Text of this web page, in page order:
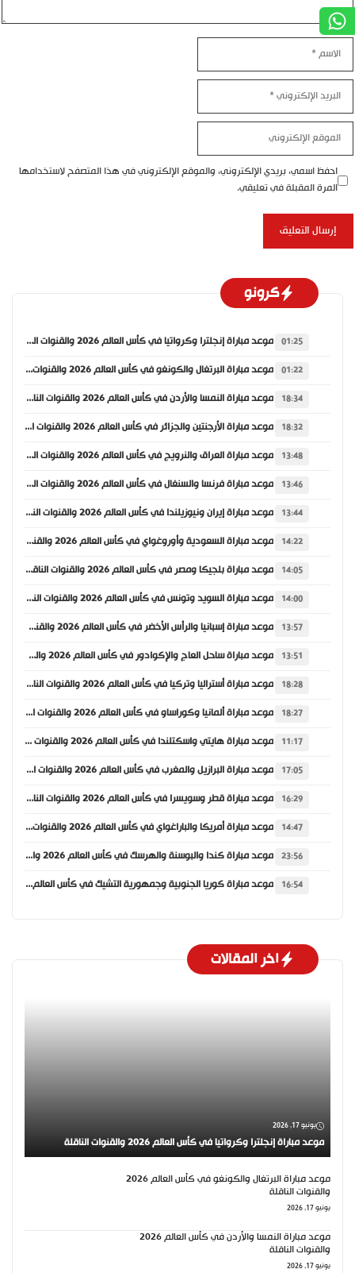
الإلكتروني
الإلكتروني
احفظ اسمي، بريدي الإلكتروني، والموقع الإلكتروني في هذا المتصفح لاستخدامها
المرة المقبلة في تعليقي.
كرونو
01:25 موعد مباراة إنجلترا وكرواتيا في كأس العالم 2026 والقنوات الناقلة
01:22 موعد مباراة البرتغال والكونغو في كأس العالم 2026 والقنوات الناقلة
18:34 موعد مباراة النمسا والأردن في كأس العالم 2026 والقنوات الناقلة
18:32 موعد مباراة الأرجنتين والجزائر في كأس العالم 2026 والقنوات الناقلة
13:48 موعد مباراة العراق والنرويج في كأس العالم 2026 والقنوات الناقلة
13:46 موعد مباراة فرنسا والسنغال في كأس العالم 2026 والقنوات الناقلة
13:44 موعد مباراة إيران ونيوزيلندا في كأس العالم 2026 والقنوات الناقلة
14:22 موعد مباراة السعودية وأوروغواي في كأس العالم 2026 والقنوات الناقلة
14:05 موعد مباراة بلجيكا ومصر في كأس العالم 2026 والقنوات الناقلة
14:00 موعد مباراة السويد وتونس في كأس العالم 2026 والقنوات الناقلة
13:57 موعد مباراة إسبانيا والرأس الأخضر في كأس العالم 2026 والقنوات الناقلة
13:51 موعد مباراة ساحل العاج والإكوادور في كأس العالم 2026 والقنوات الناقلة
18:28 موعد مباراة أستراليا وتركيا في كأس العالم 2026 والقنوات الناقلة
18:27 موعد مباراة ألمانيا وكوراساو في كأس العالم 2026 والقنوات الناقلة
11:17 موعد مباراة هايتي واسكتلندا في كأس العالم 2026 والقنوات الناقلة
17:05 موعد مباراة البرازيل والمغرب في كأس العالم 2026 والقنوات الناقلة
16:29 موعد مباراة قطر وسويسرا في كأس العالم 2026 والقنوات الناقلة
14:47 موعد مباراة أمريكا والباراغواي في كأس العالم 2026 والقنوات الناقلة
23:56 موعد مباراة كندا والبوسنة والهرسك في كأس العالم 2026 والقنوات الناقلة
16:54 موعد مباراة كوريا الجنوبية وجمهورية التشيك في كأس العالم 2026 والقنوات الناقلة
اخر المقالات
يونيو 17, 2026
موعد مباراة إنجلترا وكرواتيا في كأس العالم 2026 والقنوات الناقلة
موعد مباراة البرتغال والكونغو في كأس العالم 2026
والقنوات الناقلة
يونيو 17, 2026
موعد مباراة النمسا والأردن في كأس العالم 2026
والقنوات الناقلة
يونيو 17, 2026